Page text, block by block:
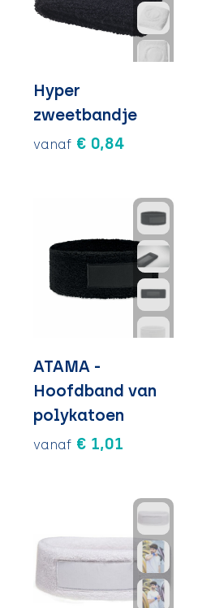
Hyper
zweetbandje
vanaf € 0,84
ATAMA -
Hoofdband van
polykatoen
vanaf € 1,01